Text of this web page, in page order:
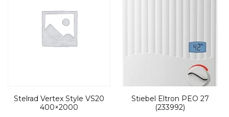
Stelrad Vertex Style VS20
400×2000
Stiebel Eltron PEO 27
(233992)